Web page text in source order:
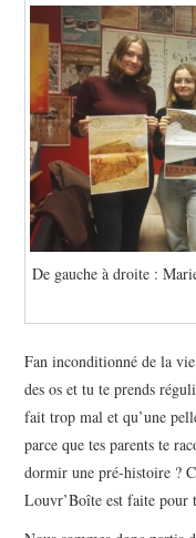
De gauche à droite :
Fan inconditionné de la
des os et tu te prends
fait trop mal et qu’une
parce que tes parents te
dormir une pré-histoire ?
Louvr’Boîte est faite pour